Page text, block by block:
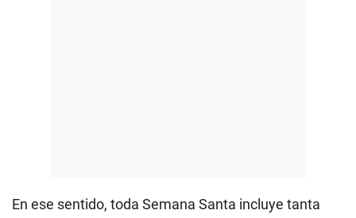
En ese sentido, toda Semana Santa incluye tanta